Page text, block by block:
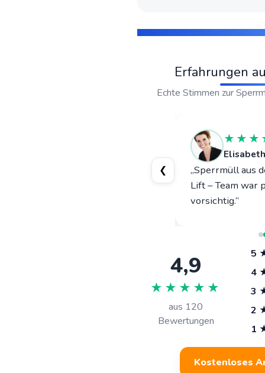
Erfahrungen
Echte Stimmen zur
❮
demontiert – sauber, schnell, fairer
„Sperrmüll aus
Lift – Team war
vorsichtig.“
4,9
★★★★★
aus 120
Bewertungen
5
4
3
2
1
Kostenloses